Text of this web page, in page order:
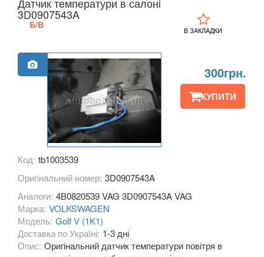
KIA
LAND ROVER
LEXUS
MASERATI
MAZDA
MINI
MITSUBISHI
Датчик температури в салоні
3D0907543A
Б/В
300грн.
КУПИТИ
В ЗАКЛАДКИ
Код: tb1003539
Оригінальний номер: 3D0907543A
Аналоги: 4B0820539 VAG 3D0907543A VAG
Марка: VOLKSWAGEN
Модель: Golf V (1K1)
Доставка по Україні: 1-3 дні
Опис: Оригінальний датчик температури повітря в